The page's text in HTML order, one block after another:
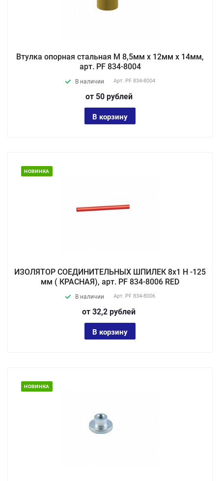
Втулка опорная стальная М 8,5мм х 12мм х 14мм,
арт. PF 834-8004
В наличии Арт. PF 834-8004
от 50 рублей
В корзину
НОВИНКА
ИЗОЛЯТОР СОЕДИНИТЕЛЬНЫХ ШПИЛЕК 8х1 Н -125
мм ( КРАСНАЯ), арт. PF 834-8006 RED
В наличии Арт. PF 834-8006
от 32,2 рублей
В корзину
НОВИНКА